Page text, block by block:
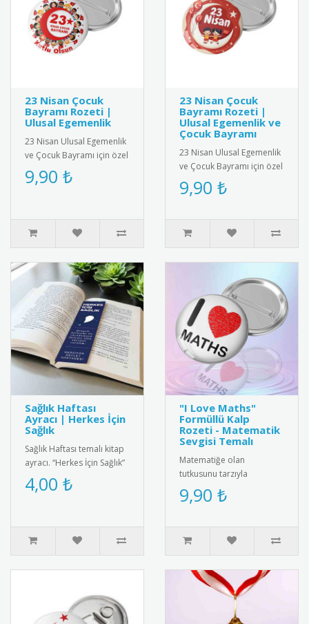
23 Nisan Çocuk
Bayramı Rozeti |
Ulusal Egemenlik
23 Nisan Ulusal Egemenlik
ve Çocuk Bayramı için özel
tasarlanmış rozet.
Çocuklar için şık ve
9,90 ₺
23 Nisan Çocuk
Bayramı Rozeti |
Ulusal Egemenlik ve
Çocuk Bayramı
23 Nisan Ulusal Egemenlik
ve Çocuk Bayramı için özel
tasarlanmış rozet.
Çocuklar için şık ve
9,90 ₺
Sağlık Haftası
Ayracı | Herkes İçin
Sağlık
Sağlık Haftası temalı kitap
ayracı. “Herkes İçin Sağlık”
mesajını taşıyan anlamlı ve
farkındalık kaz..
4,00 ₺
"I Love Maths"
Formüllü Kalp
Rozeti - Matematik
Sevgisi Temalı
Matematiğe olan
tutkusunu tarzıyla
yansıtmak isteyenler için
tasarlanmış "I Love Maths"
9,90 ₺